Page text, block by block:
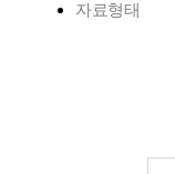
자료형태